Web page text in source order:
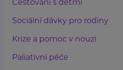
Cestování s dětmi
Sociální dávky pro rodiny
Krize a pomoc v nouzi
Paliativní péče